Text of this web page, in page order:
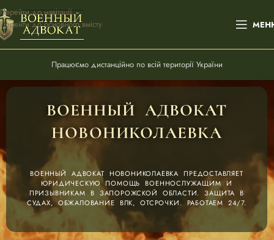
Перейти до навігації
Перейти до основного вмісту
Працюємо дистанційно по всій території України
ВОЕННЫЙ АДВОКАТ
НОВОНИКОЛАЕВКА
ВОЕННЫЙ АДВОКАТ НОВОНИКОЛАЕВКА ПРЕДОСТАВЛЯЕТ
ЮРИДИЧЕСКУЮ ПОМОЩЬ ВОЕННОСЛУЖАЩИМ И
ПРИЗЫВНИКАМ В ЗАПОРОЖСКОЙ ОБЛАСТИ. ЗАЩИТА В
СУДАХ, ОБЖАЛОВАНИЕ ВЛК, ОТСРОЧКИ. РАБОТАЕМ 24/7.